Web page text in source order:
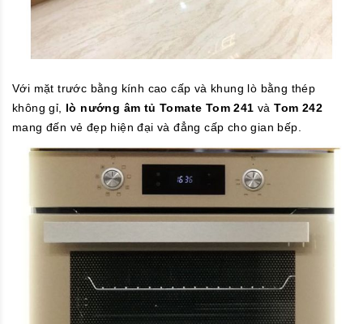
Với mặt trước bằng kính cao cấp và khung lò bằng thép
không gỉ,
lò nướng âm tủ Tomate Tom 241 và Tom 242
mang đến vẻ đẹp hiện đại và đẳng cấp cho gian bếp.